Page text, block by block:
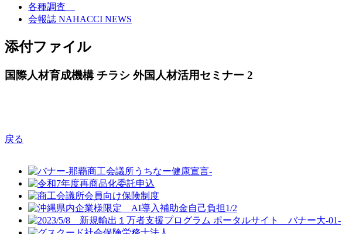
各種調査
会報誌 NAHACCI NEWS
添付ファイル
国際人材育成機構 チラシ 外国人材活用セミナー 2
戻る